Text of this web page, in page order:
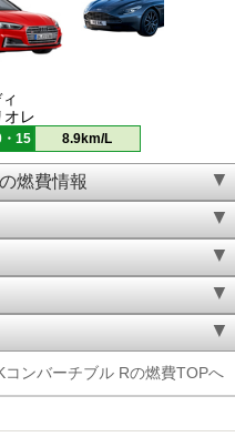
オレ
15 8.9km/L
燃費情報
ンバーチブル Rの燃費TOPへ